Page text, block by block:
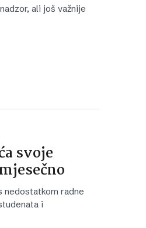
ali još važnije
svoje
nedostatkom radne
i